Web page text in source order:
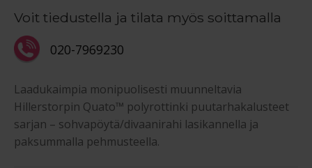
oli:
365,00 €.
on:
Voit tiedustella ja tilata myös soittamalla
020-7969230
Laadukaimpia monipuolisesti muunneltavia
Hillerstorpin Quato™ polyrottinki puutarhakalusteet
sarjan – sohvapöytä/divaanirahi lasikannella ja
paksummalla pehmusteella.